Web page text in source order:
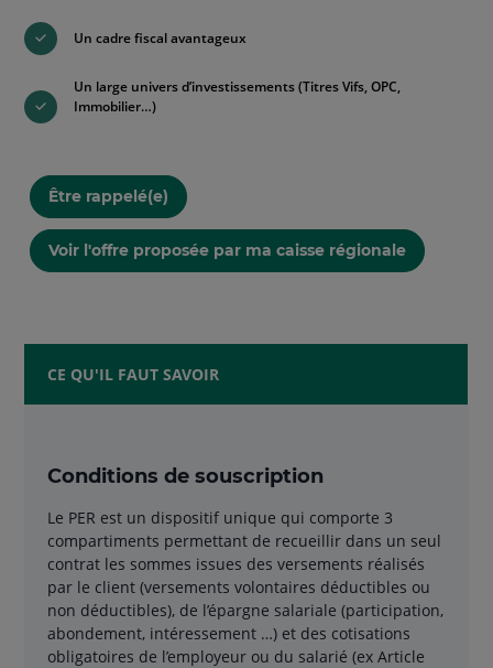
Un cadre fiscal avantageux
Un large univers d’investissements (Titres Vifs, OPC,
Immobilier…)
Être rappelé(e)
Voir l'offre proposée par ma caisse régionale
CE QU'IL FAUT SAVOIR
Conditions de souscription
Le PER est un dispositif unique qui comporte 3
compartiments permettant de recueillir dans un seul
contrat les sommes issues des versements réalisés
par le client (versements volontaires déductibles ou
non déductibles), de l’épargne salariale (participation,
abondement, intéressement …) et des cotisations
obligatoires de l’employeur ou du salarié (ex Article